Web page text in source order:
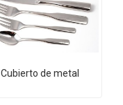
Cubierto de metal